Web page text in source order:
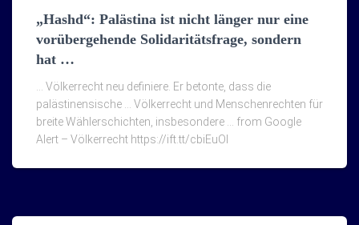
„Hashd“: Palästina ist nicht länger nur eine
vorübergehende Solidaritätsfrage, sondern
hat …
… Völkerrecht neu definiere. Er betonte, dass die
palästinensische … Völkerrecht und Menschenrechten für
breite Wählerschichten, insbesondere … from Google
Alert – Völkerrecht https://ift.tt/cbiEuOI